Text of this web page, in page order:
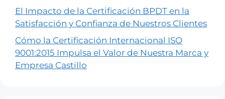
El Impacto de la Certificación BPDT en la
Satisfacción y Confianza de Nuestros Clientes
Cómo la Certificación Internacional ISO
9001:2015 Impulsa el Valor de Nuestra Marca y
Empresa Castillo